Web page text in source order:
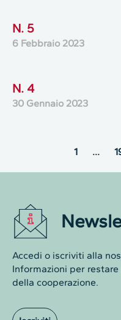
N. 5
6 Febbraio 2023
N. 4
30 Gennaio 2023
1 …
Accedi o iscriviti alla
Informazioni per
della cooperazione.